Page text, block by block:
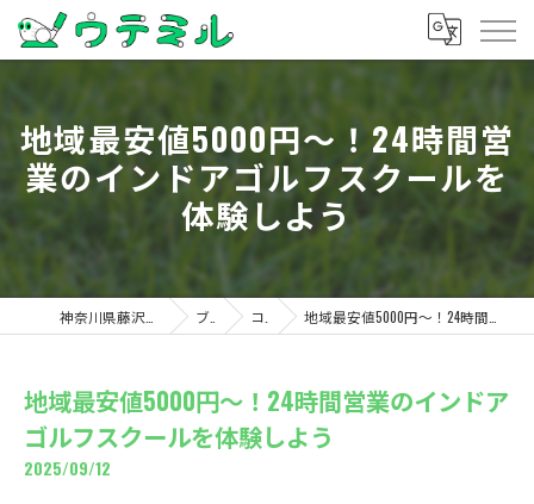
地域最安値5000円〜！24時間営
業のインドアゴルフスクールを
体験しよう
ブログ コラム 地域最安値5000円〜！24時間営業のインドアゴルフスクールを体験しよう
地域最安値5000円〜！24時間営業のインドア
ゴルフスクールを体験しよう
2025/09/12